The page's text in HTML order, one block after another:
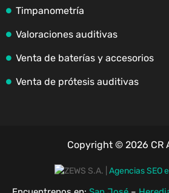
Timpanometría
Valoraciones auditivas
Venta de baterías y accesorios
Venta de prótesis auditivas
Copyright © 2026 CR
Agencias SEO